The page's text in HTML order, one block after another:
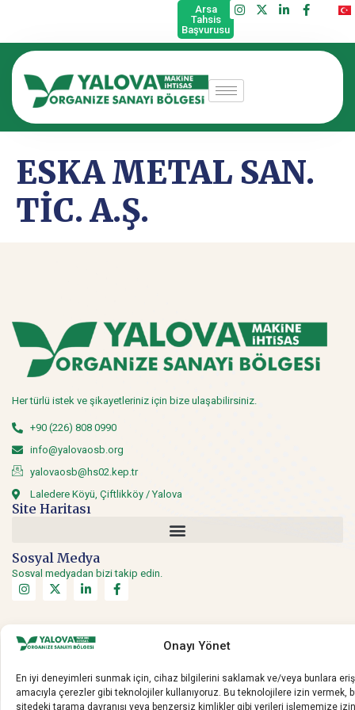
Onayı Yönet
En iyi deneyimleri sunmak için, cihaz bilgilerini saklamak ve/veya bunlara
amacıyla çerezler gibi teknolojiler kullanıyoruz. Bu teknolojilere izin vermek,
sitedeki tarama davranışı veya benzersiz kimlikler gibi verileri işlememize izin
Arsa
Tahsis
Başvurusu
ESKA METAL SAN.
TİC. A.Ş.
Her türlü istek ve şikayetleriniz için bize ulaşabilirsiniz.
+90 (226) 808 0990
info@yalovaosb.org
yalovaosb@hs02.kep.tr
Laledere Köyü, Çiftlikköy / Yalova
Site Haritası
Sosyal Medya
Sosyal medyadan bizi takip edin.
Copyright © 2020 Yalova OSB. Tüm hakları saklıdır.